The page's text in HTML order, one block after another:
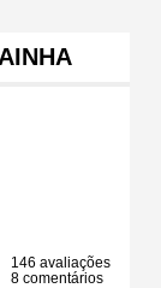
146 avaliações
8 comentários